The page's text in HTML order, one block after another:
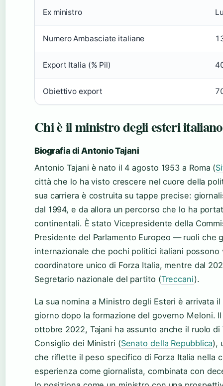
Ex ministro
Numero Ambasciate italiane
Export Italia (% Pil)
Obiettivo export
Chi è il ministro degli esteri
Biografia di Antonio Tajani
Antonio Tajani è nato il 4 agosto 1953 a Roma (
città che lo ha visto crescere nel cuore della
sua carriera è costruita su tappe precise:
dal 1994, e da allora un percorso che lo ha
continentali. È stato Vicepresidente della
Presidente del Parlamento Europeo — ruoli che
internazionale che pochi politici italiani possono
coordinatore unico di Forza Italia, mentre dal
Segretario nazionale del partito (Treccani).
La sua nomina a Ministro degli Esteri è arrivata
giorno dopo la formazione del governo Meloni.
ottobre 2022, Tajani ha assunto anche il ruolo
Consiglio dei Ministri (Senato della Repubblica),
che riflette il peso specifico di Forza Italia nella
esperienza come giornalista, combinata con